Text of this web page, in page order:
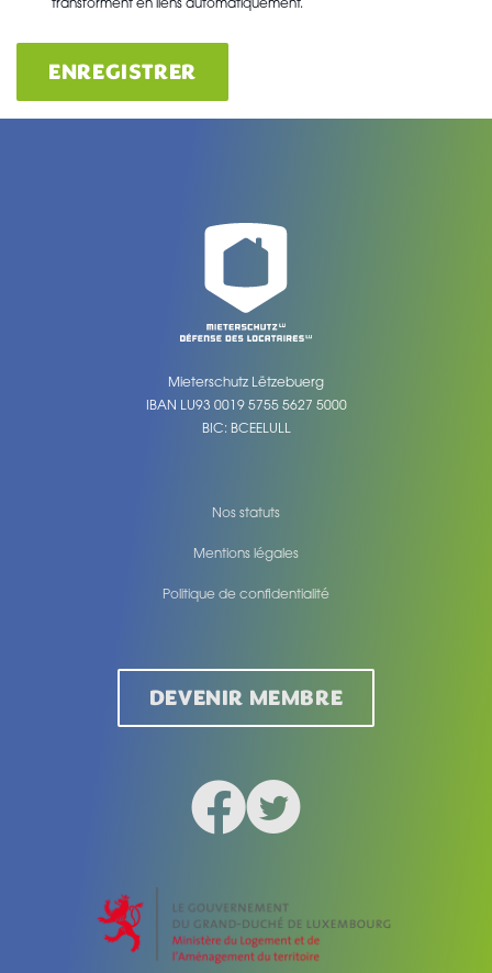
transforment en liens automatiquement.
ENREGISTRER
Mieterschutz Lëtzebuerg
IBAN LU93 0019 5755 5627 5000
BIC: BCEELULL
Nos statuts
Mentions légales
Politique de confidentialité
DEVENIR MEMBRE